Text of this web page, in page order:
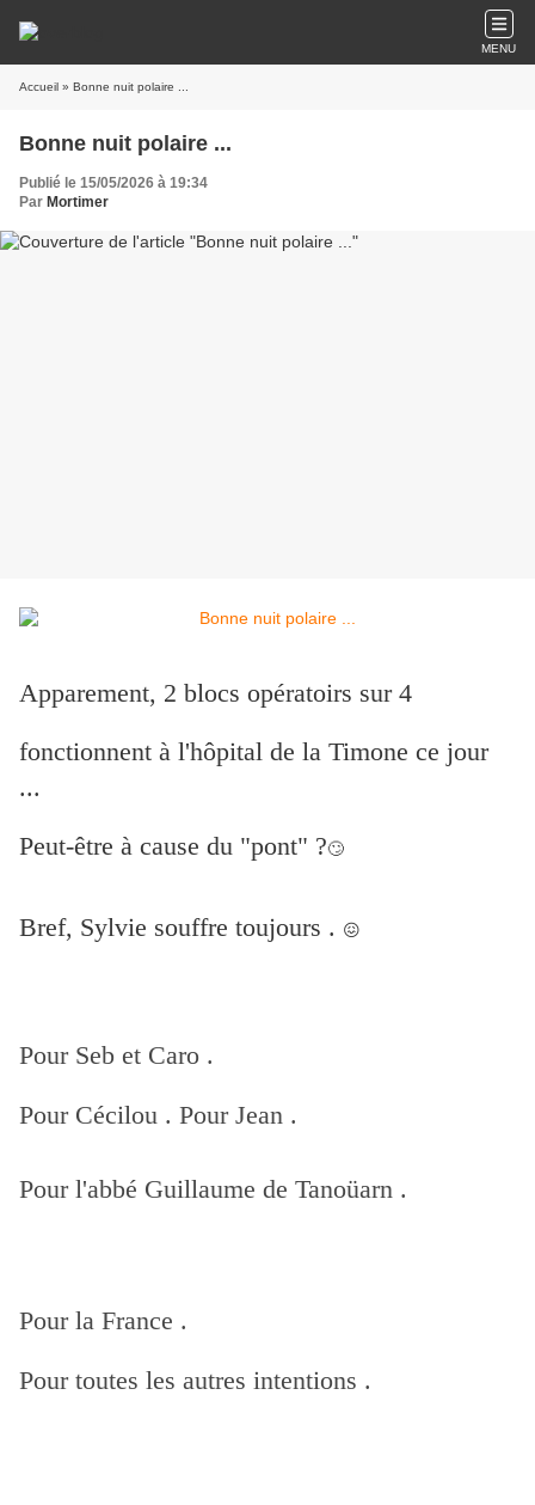
MENU
Accueil » Bonne nuit polaire ...
Bonne nuit polaire ...
Publié le 15/05/2026 à 19:34
Par Mortimer
Apparement, 2 blocs opératoirs sur 4
fonctionnent à l'hôpital de la Timone ce jour
...
Peut-être à cause du "pont" ?🙄
Bref, Sylvie souffre toujours . 😖
Pour Seb et Caro .
Pour Cécilou . Pour Jean .
Pour l'abbé Guillaume de Tanoüarn .
Pour la France .
Pour toutes les autres intentions .